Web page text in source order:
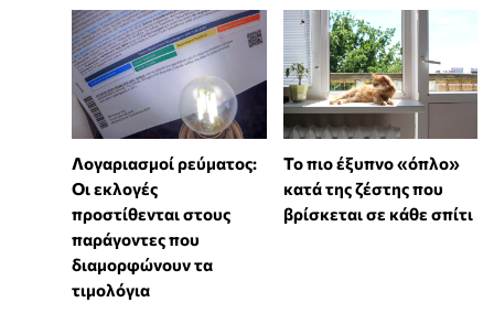
Λογαριασμοί ρεύματος:
Οι εκλογές
προστίθενται στους
παράγοντες που
διαμορφώνουν τα
τιμολόγια
To πιο έξυπνο «όπλο»
κατά της ζέστης που
βρίσκεται σε κάθε σπίτι